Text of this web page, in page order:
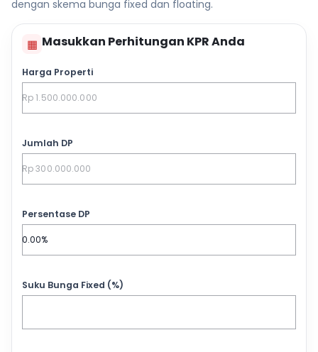
dengan skema bunga fixed dan floating.
▦ Masukkan Perhitungan KPR Anda
Harga Properti
Jumlah DP
Persentase DP
Suku Bunga Fixed (%)